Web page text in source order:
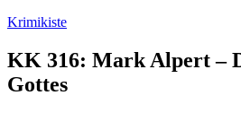
Zum
springen
Krimikiste
KK 316: Mark Alpert –
Gottes